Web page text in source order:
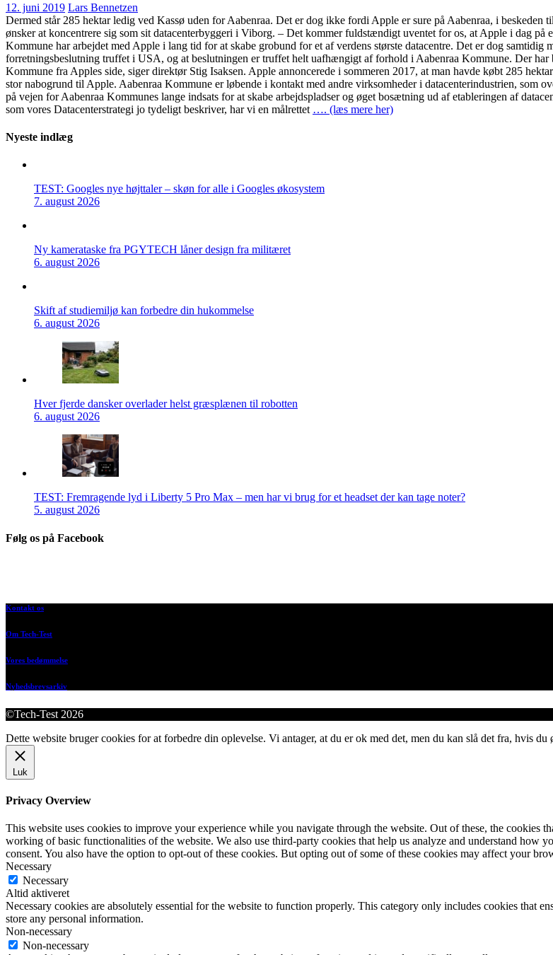
12. juni 2019 Lars Bennetzen
Dermed står 285 hektar ledig ved Kassø uden for Aabenraa. Det er dog ikke fordi Apple er sure på Aabenraa, i
ønsker at koncentrere sig som sit datacenterbyggeri i Viborg. – Det kommer fuldstændigt uventet for os, at Apple i dag
Kommune har arbejdet med Apple i lang tid for at skabe grobund for et af verdens største datacentre. Det er dog
forretningsbeslutning truffet i USA, og at beslutningen er truffet helt uafhængigt af forhold i Aabenraa Kommune. Der
Kommune fra Apples side, siger direktør Stig Isaksen. Apple annoncerede i sommeren 2017, at man havde købt 285
stor nabogrund til Apple. Aabenraa Kommune er løbende i kontakt med andre virksomheder i datacenterindustrien, som
på vejen for Aabenraa Kommunes lange indsats for at skabe arbejdspladser og øget bosætning ud af etableringen af
som vores Datacenterstrategi jo tydeligt beskriver, har vi en målrettet …. (læs mere her)
Nyeste indlæg
TEST: Googles nye højttaler – skøn for alle i Googles økosystem
7. august 2026
Ny kamerataske fra PGYTECH låner design fra militæret
6. august 2026
Skift af studiemiljø kan forbedre din hukommelse
6. august 2026
Hver fjerde dansker overlader helst græsplænen til robotten
6. august 2026
TEST: Fremragende lyd i Liberty 5 Pro Max – men har vi brug for et headset der kan tage noter?
5. august 2026
Følg os på Facebook
Kontakt os
Om Tech-Test
Vores bedømmelse
Nyhedsbrevsarkiv
©Tech-Test 2026
Dette website bruger cookies for at forbedre din oplevelse. Vi antager, at du er ok med det, men du kan slå det fra, hvis du
Luk
Privacy Overview
This website uses cookies to improve your experience while you navigate through the website. Out of these, the cookies
working of basic functionalities of the website. We also use third-party cookies that help us analyze and understand
consent. You also have the option to opt-out of these cookies. But opting out of some of these cookies may affect your
Necessary
Necessary
Altid aktiveret
Necessary cookies are absolutely essential for the website to function properly. This category only includes cookies that
store any personal information.
Non-necessary
Non-necessary